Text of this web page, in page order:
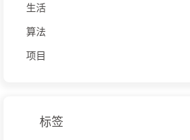
生活
算法
项目
标签